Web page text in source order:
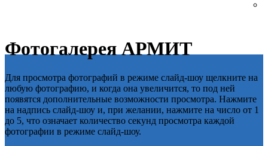
Фотогалерея АРМИТ
Для просмотра фотографий в режиме слайд-шоу щелкните на
любую фотографию, и когда она увеличится, то под ней
появятся дополнительные возможности просмотра. Нажмите
на надпись слайд-шоу и, при желании, нажмите на число от 1
до 5, что означает количество секунд просмотра каждой
фотографии в режиме слайд-шоу.